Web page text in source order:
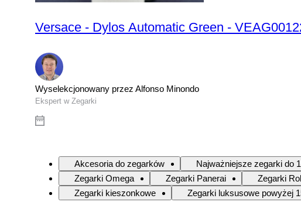
Versace - Dylos Automatic Green -
Wyselekcjonowany przez Alfonso Minondo
Ekspert w Zegarki
Akcesoria do zegarków Najważniejsze zegarki do
Zegarki Omega
Zegarki Panerai Zegarki
Zegarki kieszonkowe
Zegarki luksusowe powyżej